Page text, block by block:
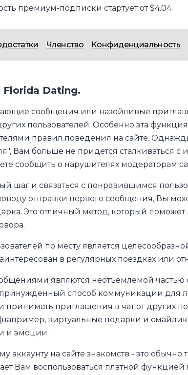
премиум-подписки стартует от $4.04.
Членство Конфиденциальность
Dating.
сообщения или назойливые
пользователей. Особенно эта функция
правил поведения на сайте.
Вам больше не придется сталкиваться с
сообщить о нарушителях модераторам
шаг и связаться с понравившимся
отправки первого сообщения, Вы
Это отличный метод, который поможет
по месту является
в регулярных поездках или
являются неотъемлемой частью
способ коммуникации для
принимать приглашения в чат от других
виртуальные подарки и
и эмоции.
аккаунту на сайте знакомств - это обычно
Вам воспользоваться платной функцией